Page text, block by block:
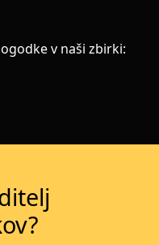
v naši zbirki: